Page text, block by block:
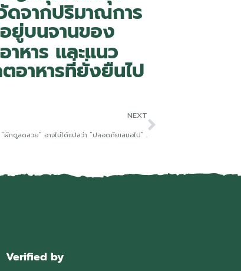
ดจากปริมาณการ
ยู่บนจานของ
หาร และแนว
อาหารที่ยั่งยืนไป
NEXT
“ผักดูสดสวย” อาจไม่ได้แปลว่า “ปลอดภัยเสมอไป” .
Verified by